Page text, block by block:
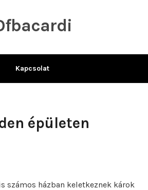
Kapcsolat
épületen
számos házban keletkeznek károk